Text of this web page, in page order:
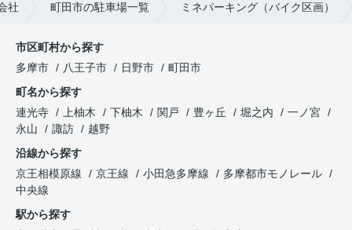
社 町田市の駐車場一覧 ミネパーキング（バイク区画）
市区町村から探す
多摩市
八王子市 日野市
町田市
町名から探す
連光寺
上柚木 下柚木 関戸 豊ヶ丘 堀之内
一ノ宮
永山
諏訪
越野
沿線から探す
京王相模原線
京王線 小田急多摩線
多摩都市モノレール
中央線
駅から探す